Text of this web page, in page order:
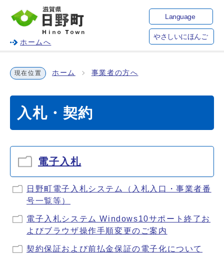
ホームへ
Language
やさしいにほんご
現在位置 ホーム 事業者の方へ
入札・契約
電子入札
日野町電子入札システム（入札入口・事業者番
号一覧等）
電子入札システム Windows10サポート終了お
よびブラウザ操作手順変更のご案内
契約保証および前払金保証の電子化について